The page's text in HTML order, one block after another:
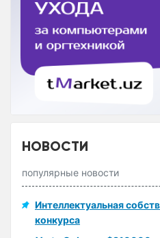
НОВОСТИ
популярные новости
Интеллектуальная
конкурса